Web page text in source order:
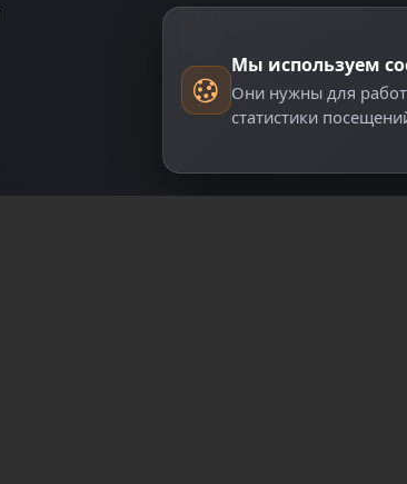
Управление аккаунтом
Мы используем
Они нужны для
статистики